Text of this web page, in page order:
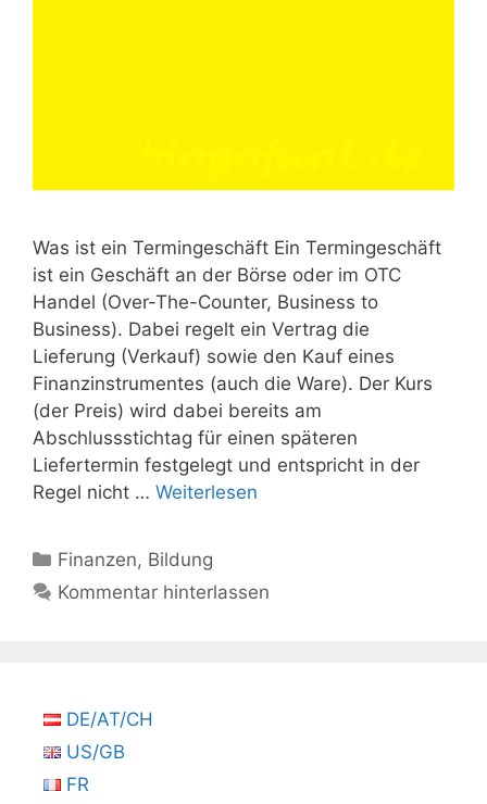
Was ist ein Termingeschäft Ein Termingeschäft
ist ein Geschäft an der Börse oder im OTC
Handel (Over-The-Counter, Business to
Business). Dabei regelt ein Vertrag die
Lieferung (Verkauf) sowie den Kauf eines
Finanzinstrumentes (auch die Ware). Der Kurs
(der Preis) wird dabei bereits am
Abschlussstichtag für einen späteren
Liefertermin festgelegt und entspricht in der
Regel nicht … Weiterlesen
Kategorien
Finanzen, Bildung
Kommentar hinterlassen
DE/AT/CH
US/GB
FR